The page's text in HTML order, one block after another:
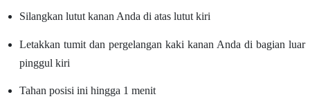
Silangkan lutut kanan Anda di atas lutut kiri
Letakkan tumit dan pergelangan kaki kanan Anda di bagian luar
pinggul kiri
Tahan posisi ini hingga 1 menit